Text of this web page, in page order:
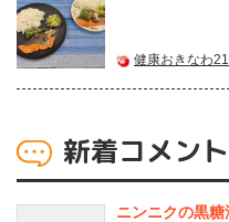
健康おきなわ21
新着コメント
ニンニクの黒糖